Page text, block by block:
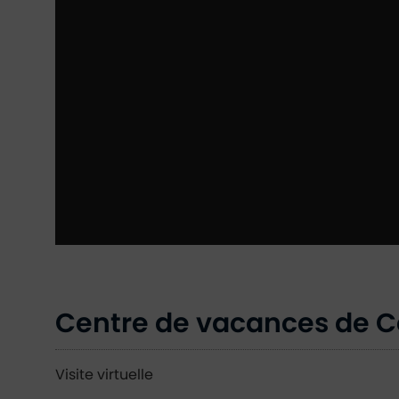
Centre de vacances de
Visite virtuelle